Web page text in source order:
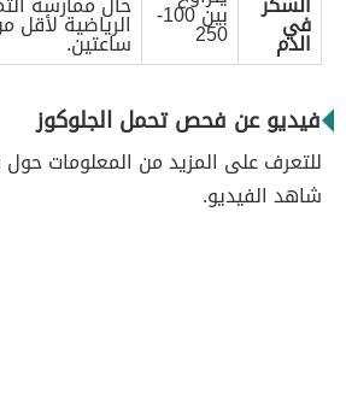
في
الدم
بين 100-
250 الرياضية لأقل
ساعتين.
فيديو عن فحص تحمل الجلوكوز
للتعرف على المزيد من المعلومات
شاهد الفيديو.